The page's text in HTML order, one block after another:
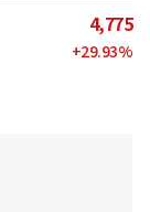
4,775
+29.93%